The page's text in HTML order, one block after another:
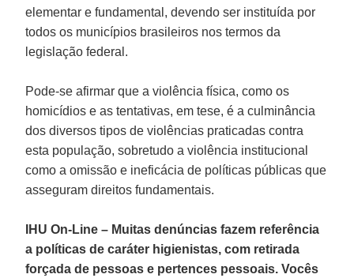
elementar e fundamental, devendo ser instituída por
todos os municípios brasileiros nos termos da
legislação federal.
Pode-se afirmar que a violência física, como os
homicídios e as tentativas, em tese, é a culminância
dos diversos tipos de violências praticadas contra
esta população, sobretudo a violência institucional
como a omissão e ineficácia de políticas públicas que
asseguram direitos fundamentais.
IHU On-Line – Muitas denúncias fazem referência
a políticas de caráter higienistas, com retirada
forçada de pessoas e pertences pessoais. Vocês